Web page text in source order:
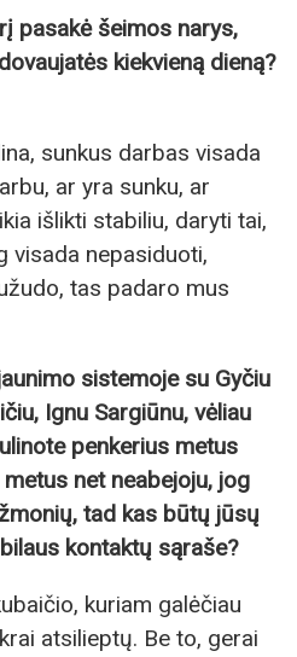
pasakė šeimos narys,
kiekvieną dieną?
sunkus darbas visada
ar yra sunku, ar
išlikti stabiliu, daryti tai,
visada nepasiduoti,
tas padaro mus
sistemoje su Gyčiu
Ignu Sargiūnu, vėliau
penkerius metus
net neabejoju, jog
tad kas būtų jūsų
kontaktų sąraše?
kuriam galėčiau
atsilieptų. Be to, gerai